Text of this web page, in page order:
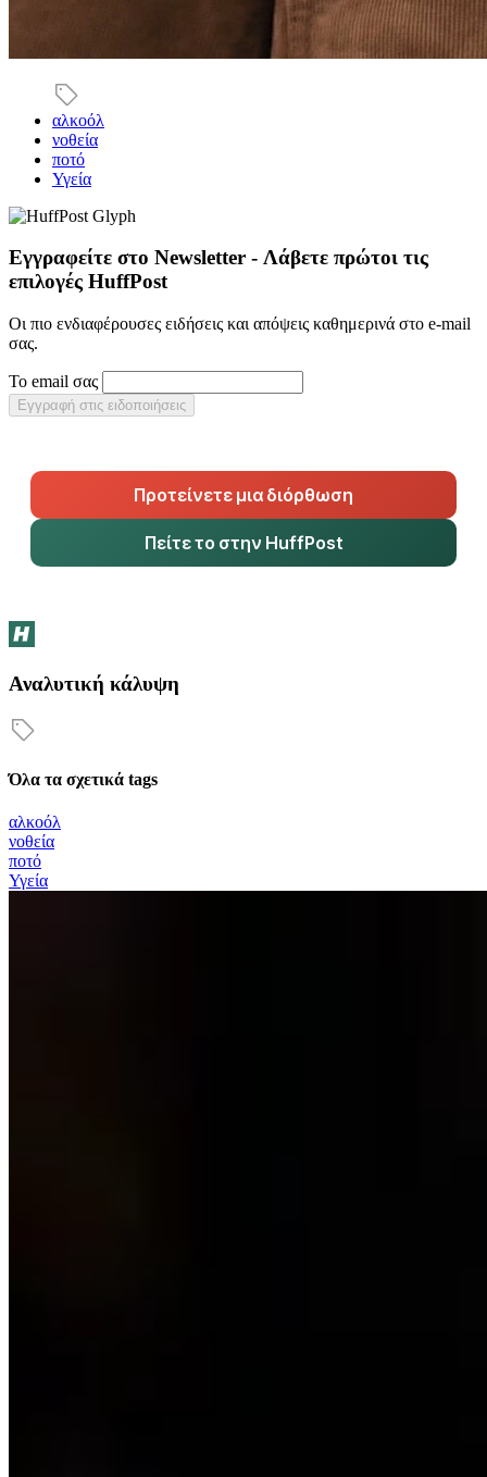
αλκοόλ
νοθεία
ποτό
Υγεία
Εγγραφείτε στο Newsletter - Λάβετε πρώτοι τις
επιλογές HuffPost
Οι πιο ενδιαφέρουσες ειδήσεις και απόψεις καθημερινά στο e-mail
σας.
Το email σας
Εγγραφή στις ειδοποιήσεις
Προτείνετε μια διόρθωση
Πείτε το στην HuffPost
Αναλυτική κάλυψη
Όλα τα σχετικά tags
αλκοόλ
νοθεία
ποτό
Υγεία